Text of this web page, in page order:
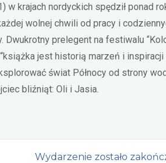
w krajach nordyckich spędził ponad
wolnej chwili od pracy i
Dwukrotny prelegent na festiwalu
jest historią marzeń i inspiracji
świat Północy od strony
bliźniąt: Oli i Jasia.
Wydarzenie zostało